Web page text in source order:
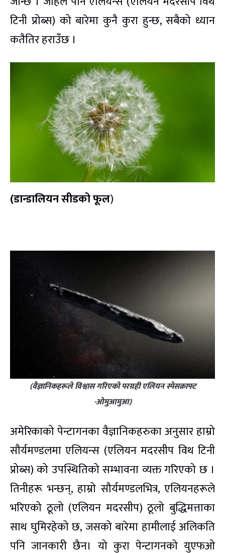
टिनी प्रोब्स) को बारेमा कुनै कुरा हुन्छ, सबैको ध्यान
कतैतिर हराउँछ ।
(डान्डालियन सीडको फूल)
(वैज्ञानिकहरूले विश्वास गरिएको परग्रही एलियन स्पेसक्राफ्ट
-ओमुआमुआ)
अमेरिकाको पेन्टागनका वैज्ञानिकहरुका अनुसार हाम्रो
सौर्यमण्डलमा एलियन्स (एलियन मदरसीप विथ टिनी
प्रोब्स) को उपस्थितिको सम्भावना व्यक्त गरिएको छ ।
तिनीहरू भन्छन्, हाम्रो सौर्यमण्डलभित्र, एलियनहरूले
भरिएको ठूलो (एलियन मदरसीप) ठूलो बुद्धिमत्ताका
साथ घुमिरहेको छ, जसको बारेमा हामीलाई अलिकति
पनि जानकारी छैन। यो कुरा पेन्टागनको युएफओ